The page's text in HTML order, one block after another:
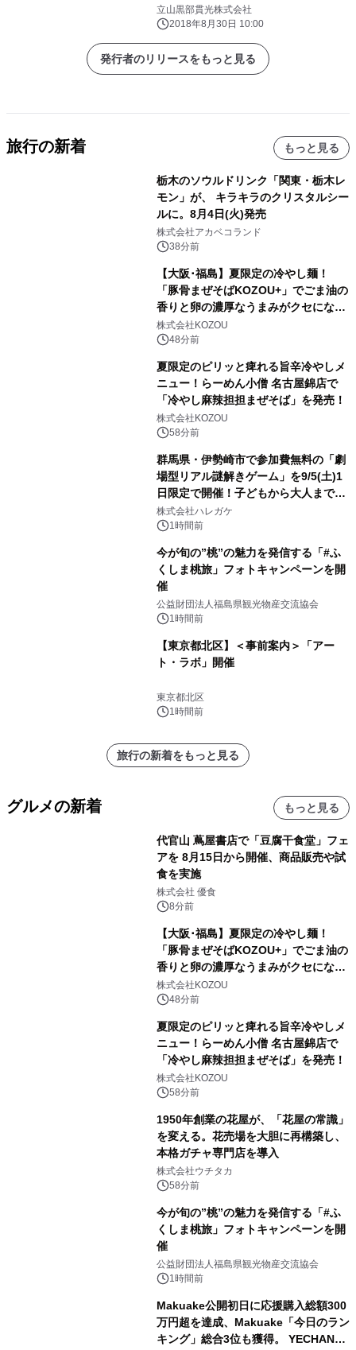
チケットを販売
立山黒部貫光株式会社
2018年8月30日 10:00
発行者のリリースをもっと見る
旅行の新着 もっと見る
栃木のソウルドリンク「関東・栃木レ
モン」が、 キラキラのクリスタルシー
ルに。8月4日(火)発売
株式会社アカベコランド
38分前
【大阪･福島】夏限定の冷やし麺！
「豚骨まぜそばKOZOU+」でごま油の
香りと卵の濃厚なうまみがクセになる
「冷やしネギ玉」を発売！
株式会社KOZOU
48分前
夏限定のピリッと痺れる旨辛冷やしメ
ニュー！らーめん小僧 名古屋錦店で
「冷やし麻辣担担まぜそば」を発売！
株式会社KOZOU
58分前
群馬県・伊勢崎市で参加費無料の「劇
場型リアル謎解きゲーム」を9/5(土)1
日限定で開催！子どもから大人まで楽
しめる没入感たっぷりの体験型イベン
ト
株式会社ハレガケ
1時間前
今が旬の”桃”の魅力を発信する「#ふ
くしま桃旅」フォトキャンペーンを開
催
公益財団法人福島県観光物産交流協会
1時間前
【東京都北区】＜事前案内＞「アー
ト・ラボ」開催
東京都北区
1時間前
旅行の新着をもっと見る
グルメの新着 もっと見る
代官山 蔦屋書店で「豆腐干食堂」フェ
アを 8月15日から開催、商品販売や試
食を実施
株式会社 優食
8分前
【大阪･福島】夏限定の冷やし麺！
「豚骨まぜそばKOZOU+」でごま油の
香りと卵の濃厚なうまみがクセになる
「冷やしネギ玉」を発売！
株式会社KOZOU
48分前
夏限定のピリッと痺れる旨辛冷やしメ
ニュー！らーめん小僧 名古屋錦店で
「冷やし麻辣担担まぜそば」を発売！
株式会社KOZOU
58分前
1950年創業の花屋が、「花屋の常識」
を変える。花売場を大胆に再構築し、
本格ガチャ専門店を導入
株式会社ウチタカ
58分前
今が旬の”桃”の魅力を発信する「#ふ
くしま桃旅」フォトキャンペーンを開
催
公益財団法人福島県観光物産交流協会
1時間前
Makuake公開初日に応援購入総額300
万円超を達成、Makuake「今日のラン
キング」総合3位も獲得。 YECHAN音